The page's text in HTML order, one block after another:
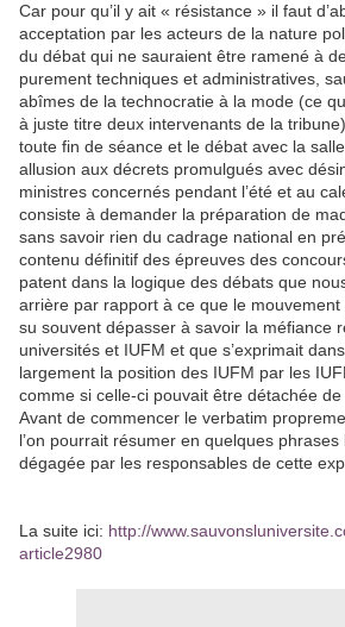
Car pour qu’il y ait « résistance » il faut
acceptation par les acteurs de la nature
du débat qui ne sauraient être ramené à
purement techniques et administratives,
abîmes de la technocratie à la mode (ce
à juste titre deux intervenants de la
toute fin de séance et le débat avec la
allusion aux décrets promulgués avec
ministres concernés pendant l’été et au
consiste à demander la préparation de
sans savoir rien du cadrage national en
contenu définitif des épreuves des
patent dans la logique des débats que
arrière par rapport à ce que le mouvement
su souvent dépasser à savoir la méfiance
universités et IUFM et que s’exprimait
largement la position des IUFM par les
comme si celle-ci pouvait être détachée de
Avant de commencer le verbatim
l’on pourrait résumer en quelques
dégagée par les responsables de cette
La suite ici: http://
article2980